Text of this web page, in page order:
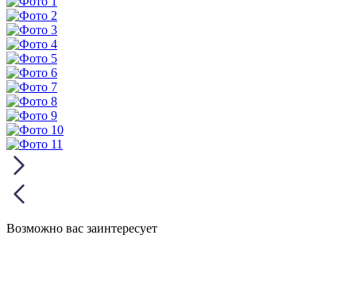
Возможно вас заинтересует